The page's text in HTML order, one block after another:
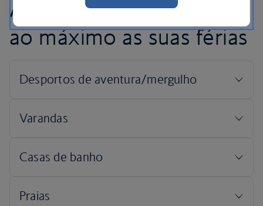
Ajudamo-lo a aproveitar
ao máximo as suas férias